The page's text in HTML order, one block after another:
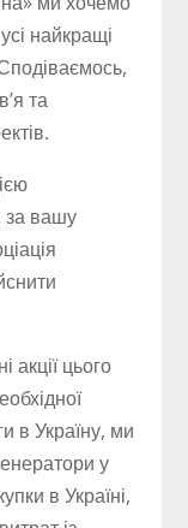
найкращі
та
за вашу
акції цього
в Україну, ми
у
в Україні,